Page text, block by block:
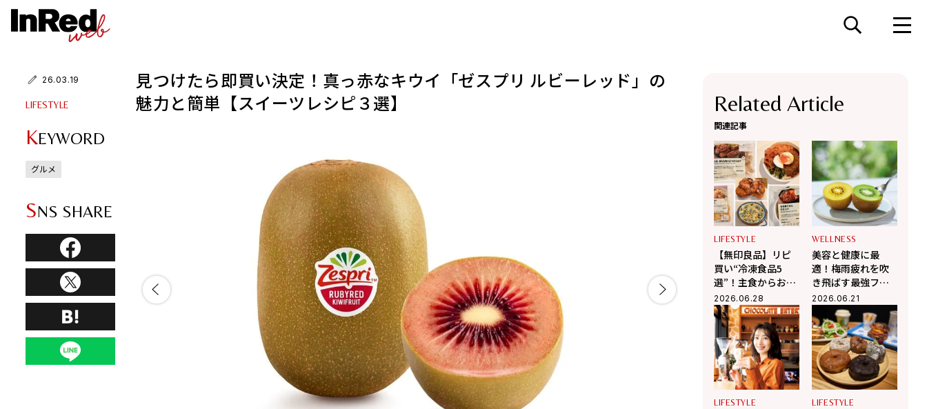
見つけたら即買い決定！真っ赤なキウイ「ゼスプリ ルビーレッド」の
魅力と簡単【スイーツレシピ３選】
26.03.19
LIFESTYLE
KEYWORD
グルメ
SNS SHARE
Related Article
関連記事
LIFESTYLE
【無印良品】リピ
買い“冷凍食品5
選”！主食からおか
ずまでカバーする
タイパ最強の名品
レポ
2026.06.28
WELLNESS
美容と健康に最
適！梅雨疲れを吹
き飛ばす最強フル
ーツ【キウイ】の
すごい栄養素教え
ます！
2026.06.21
LIFESTYLE LIFESTYLE